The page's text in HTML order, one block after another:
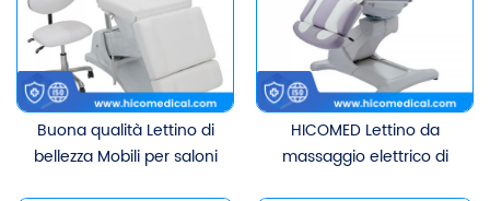
Buona qualità Lettino di
bellezza Mobili per saloni
HICOMED Lettino da
massaggio elettrico di